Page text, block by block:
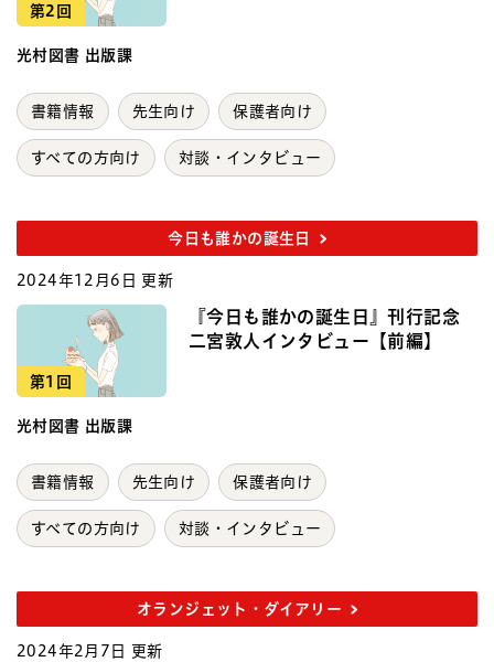
第2回
光村図書 出版課
書籍情報 先生向け 保護者向け
すべての方向け 対談・インタビュー
今日も誰かの誕生日
2024年12月6日 更新
第1回
『今日も誰かの誕生日』刊行記念
二宮敦人インタビュー【前編】
光村図書 出版課
書籍情報 先生向け 保護者向け
すべての方向け 対談・インタビュー
オランジェット・ダイアリー
2024年2月7日 更新